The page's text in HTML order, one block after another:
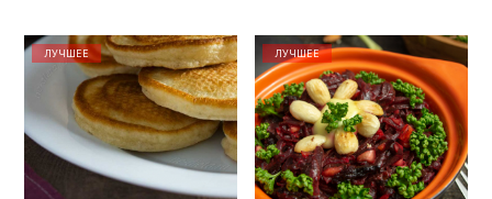
ЛУЧШЕЕ ЛУЧШЕЕ